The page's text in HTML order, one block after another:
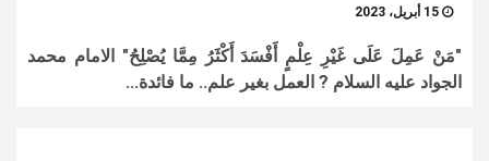
"مَنْ عَمِلَ عَلَى غَيْرِ عِلْمٍ أَفْسَدَ أَكْثَرُ مِمَّا يُصْلِحُ‏" الامام محمد
الجواد عليه السلام ? العمل بغير علم.. ما فائدة...